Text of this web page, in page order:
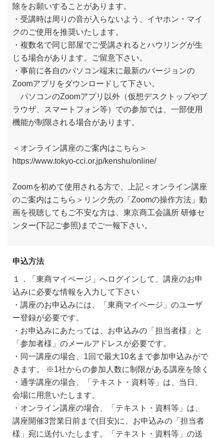
除をお願いすることがあります。
・受講時は周りの音が入らないよう、イヤホン・マイ
クのご使用を推奨いたします。
・複数名で同じ部屋でご受講されるとハウリングが生
じる場合があります。ご留意下さい。
・事前に各自のパソコン端末に最新のバージョンの
Zoomアプリをダウンロードして下さい。
パソコンのZoomアプリ以外（仮想デスクトップやブ
ラウザ、スマートフォン等）での参加では、一部使用
機能が制限される場合があります。
＜オンライン講座のご案内はこちら＞
https://www.tokyo-cci.or.jp/kenshu/online/
Zoomを初めて使用される方で、上記＜オンライン講座
のご案内はこちら＞リンク先の「Zoomの操作方法」動
画を視聴してもご不安な方は、東京商工会議所 研修セ
ンター(下記ご参照)までご一報下さい。
申込方法
１．「東商マイページ」へログインして、講座のお申
込みに必要な情報を入力して下さい
・講座のお申込みには、「東商マイページ」のユーザ
ー登録が必要です。
・お申込みにあたっては、お申込みの「担当者様」と
「参加者様」のメールアドレスが必要です。
・同一講座の場合、1回で最大10名まで参加申込みがで
きます。 ※1社からの参加人数に制限がある講座を除く
・通学講座の場合、「テキスト・資料等」は、当日、
会場に用意いたします。
・オンライン講座の場合、「テキスト・資料等」は、
講座開催3営業日前まで(目安)に、お申込みの「担当者
様」宛に送付いたします。「テキスト・資料等」の送